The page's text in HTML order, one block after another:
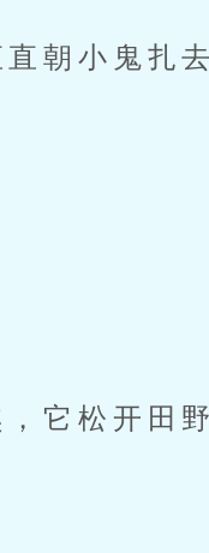
朝小鬼扎
它松开田